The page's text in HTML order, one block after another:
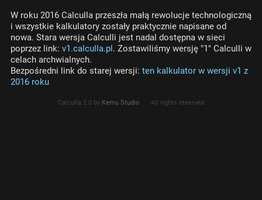
W roku 2016 Calculla przeszła małą rewolucje technologiczną
i wszystkie kalkulatory zostały praktycznie napisane od
nowa. Stara wersja Calculli jest nadal dostępna w sieci
poprzez link: v1.calculla.pl . Zostawiliśmy wersję "1" Calculli w
celach archwialnych.
Bezpośredni link do starej wersji: ten kalkulator w wersji v1 z
2016 roku
Calculla 2.0 by Kemu Studio All rights reserved